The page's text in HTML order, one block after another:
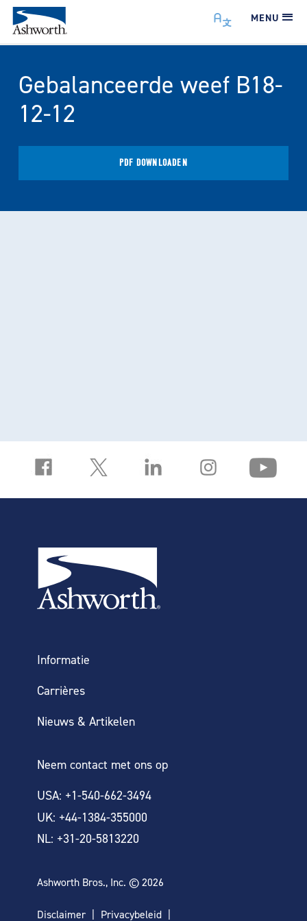
MENU
Gebalanceerde weef B18-
12-12
PDF DOWNLOADEN
Informatie
Carrières
Nieuws & Artikelen
Neem contact met ons op
USA: +1-540-662-3494
UK: +44-1384-355000
NL: +31-20-5813220
Ashworth Bros., Inc. © 2026
Disclaimer Privacybeleid